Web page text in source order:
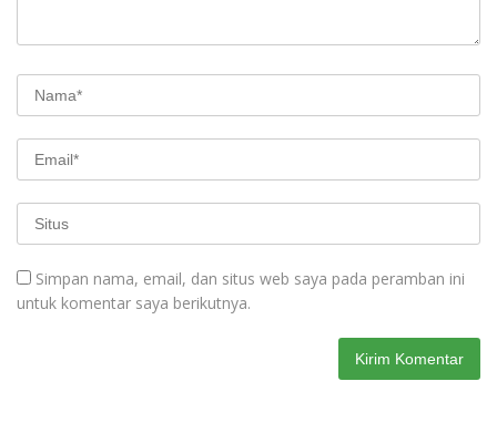
Simpan nama, email, dan situs web saya pada peramban ini
untuk komentar saya berikutnya.